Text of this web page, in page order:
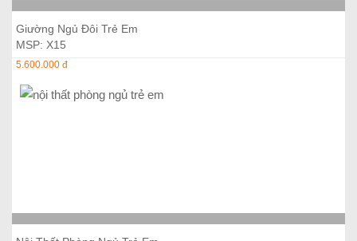
Giường Ngủ Đôi Trẻ Em
MSP: X15
5.600.000 đ